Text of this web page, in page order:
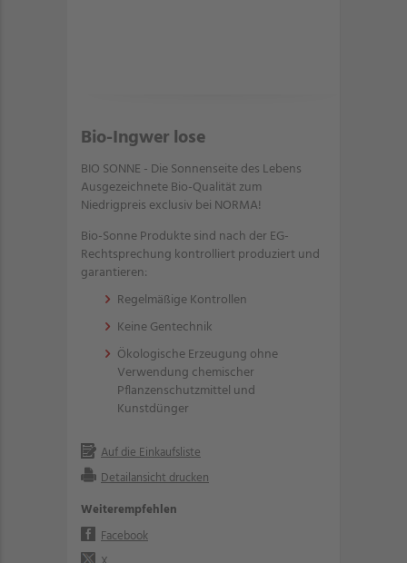
Bio-Ingwer lose
BIO SONNE - Die Sonnenseite des Lebens
Ausgezeichnete Bio-Qualität zum
Niedrigpreis exclusiv bei NORMA!
Bio-Sonne Produkte sind nach der EG-
Rechtsprechung kontrolliert produziert und
garantieren:
Regelmäßige Kontrollen
Keine Gentechnik
Ökologische Erzeugung ohne
Verwendung chemischer
Pflanzenschutzmittel und
Kunstdünger
Auf die Einkaufsliste
Detailansicht drucken
Weiterempfehlen
Facebook